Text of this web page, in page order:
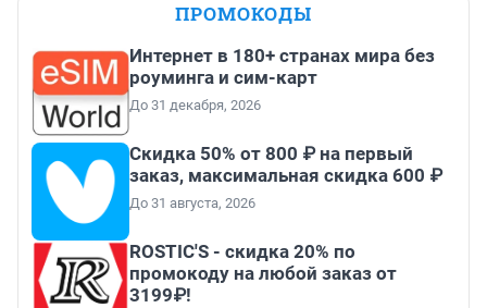
ПРОМОКОДЫ
Интернет в 180+ странах мира без
роуминга и сим-карт
До 31 декабря, 2026
Скидка 50% от 800 ₽ на первый
заказ, максимальная скидка 600 ₽
До 31 августа, 2026
ROSTIC'S - скидка 20% по
промокоду на любой заказ от
3199₽!